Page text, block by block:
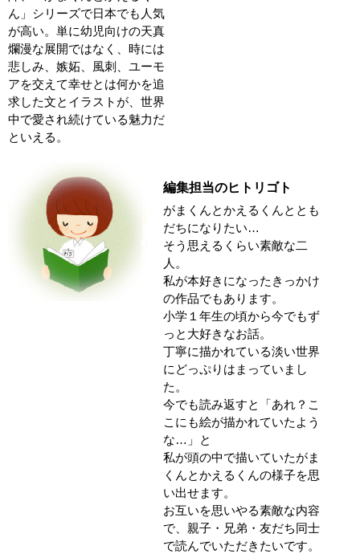
ん」シリーズで日本でも人気
が高い。単に幼児向けの天真
爛漫な展開ではなく、時には
悲しみ、嫉妬、風刺、ユーモ
アを交えて幸せとは何かを追
求した文とイラストが、世界
中で愛され続けている魅力だ
といえる。
編集担当のヒトリゴト
がまくんとかえるくんととも
だちになりたい…
そう思えるくらい素敵な二
人。
私が本好きになったきっかけ
の作品でもあります。
小学１年生の頃から今でもず
っと大好きなお話。
丁寧に描かれている淡い世界
にどっぷりはまっていまし
た。
今でも読み返すと「あれ？こ
こにも絵が描かれていたよう
な…」と
私が頭の中で描いていたがま
くんとかえるくんの様子を思
い出せます。
お互いを思いやる素敵な内容
で、親子・兄弟・友だち同士
で読んでいただきたいです。